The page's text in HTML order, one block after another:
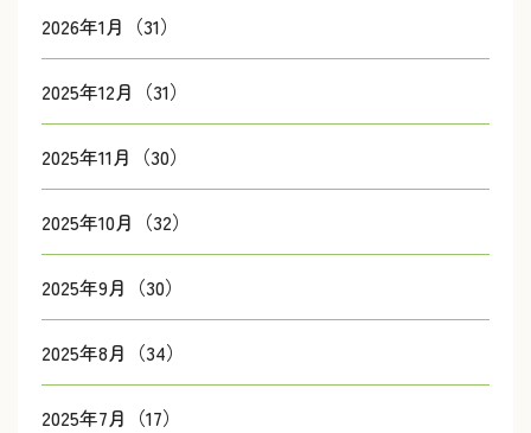
2026年1月（31）
2025年12月（31）
2025年11月（30）
2025年10月（32）
2025年9月（30）
2025年8月（34）
2025年7月（17）